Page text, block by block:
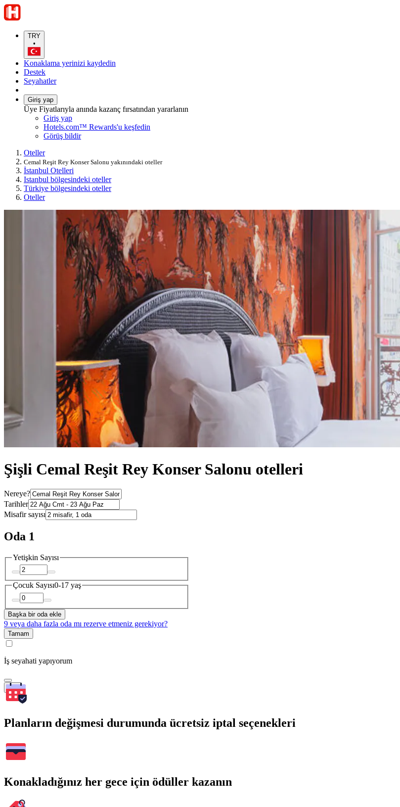
TRY
•
Konaklama yerinizi kaydedin
Destek
Seyahatler
Giriş yap
Üye Fiyatlarıyla anında kazanç fırsatından yararlanın
Giriş yap
Hotels.com™ Rewards'u keşfedin
Görüş bildir
Oteller
Cemal Reşit Rey Konser Salonu yakınındaki oteller
İstanbul Otelleri
Istanbul bölgesindeki oteller
Türkiye bölgesindeki oteller
Oteller
Şişli Cemal Reşit Rey Konser Salonu otelleri
Nereye?
Tarihler
Misafir sayısı
Oda 1
Yetişkin Sayısı
Çocuk Sayısı0-17 yaş
Başka bir oda ekle
9 veya daha fazla oda mı rezerve etmeniz gerekiyor?
Tamam
İş seyahati yapıyorum
Ara
Planların değişmesi durumunda ücretsiz iptal seçenekleri
Konakladığınız her gece için ödüller kazanın